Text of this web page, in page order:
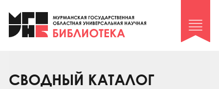
Клуб «Гиря и сельдерей»
Клуб «Семейный архив»
Коллегам
СВОДНЫЙ КАТАЛОГ